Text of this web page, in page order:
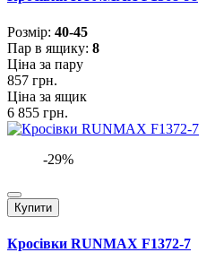
Розмiр: 40-45
Пар в ящику: 8
Ціна за пару
857 грн.
Ціна за ящик
6 855 грн.
-29%
Купити
Кросівки RUNMAX F1372-7